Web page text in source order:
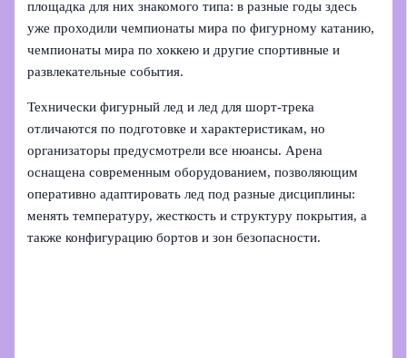
площадка для них знакомого типа: в разные годы здесь
уже проходили чемпионаты мира по фигурному катанию,
чемпионаты мира по хоккею и другие спортивные и
развлекательные события.
Технически фигурный лед и лед для шорт‑трека
отличаются по подготовке и характеристикам, но
организаторы предусмотрели все нюансы. Арена
оснащена современным оборудованием, позволяющим
оперативно адаптировать лед под разные дисциплины:
менять температуру, жесткость и структуру покрытия, а
также конфигурацию бортов и зон безопасности.